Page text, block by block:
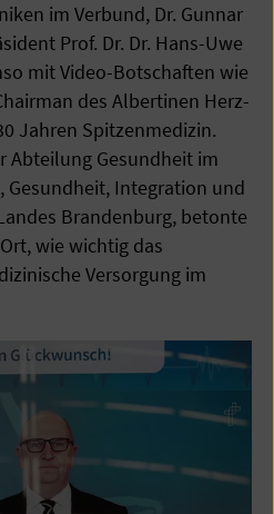
im Verbund, Dr. Gunnar
Prof. Dr. Dr. Hans-Uwe
mit Video-Botschaften wie
des Albertinen Herz-
Jahren Spitzenmedizin.
Abteilung Gesundheit im
Gesundheit, Integration und
Brandenburg, betonte
wie wichtig das
Versorgung im